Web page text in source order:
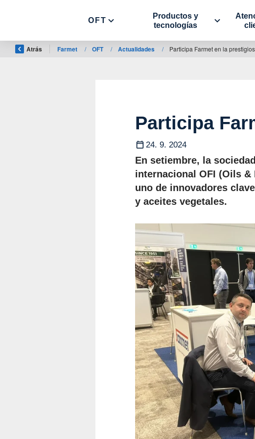
OFT
Productos y
tecnologías
Atrás Farmet / OFT / Actualidades / Participa Farmet en la
Participa
24. 9. 2024
En setiembre, la
internacional OFI (Oils &
uno de innovadores
y aceites vegetales.